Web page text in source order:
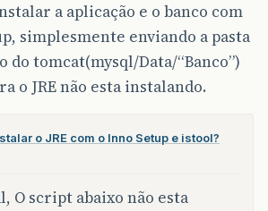
a aplicação e o banco com
simplesmente enviando a pasta
do tomcat(mysql/Data/“Banco”)
o JRE não esta instalando.
o JRE com o Inno Setup e istool?
O script abaixo não esta